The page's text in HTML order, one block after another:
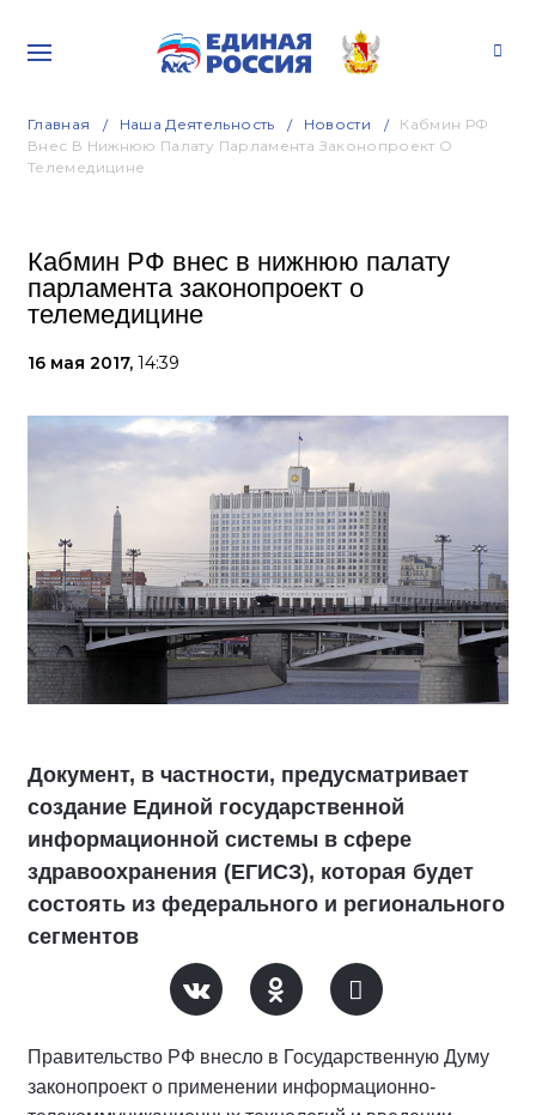
Главная Наша Деятельность Новости
Кабмин РФ
Внес В Нижнюю Палату Парламента Законопроект О
Телемедицине
Кабмин РФ внес в нижнюю палату
парламента законопроект о
телемедицине
16 мая 2017, 14:39
Документ, в частности, предусматривает
создание Единой государственной
информационной системы в сфере
здравоохранения (ЕГИСЗ), которая будет
состоять из федерального и регионального
сегментов
Правительство РФ внесло в Государственную Думу
законопроект о применении информационно-